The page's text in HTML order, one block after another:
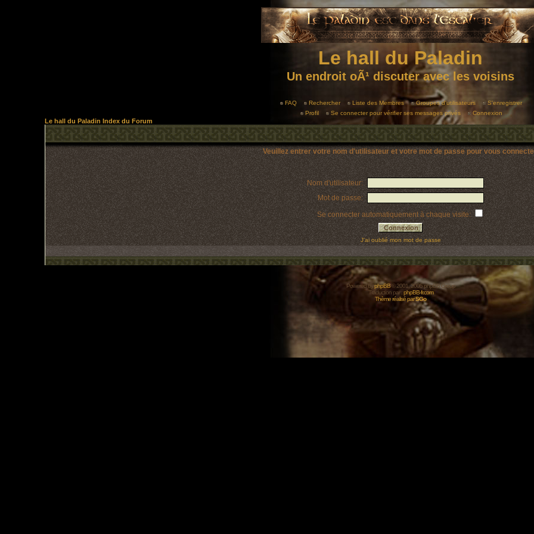
Le hall du Paladin
Un endroit oÃ¹ discuter avec les voisins
FAQ Rechercher Liste des Membres Groupes d'utilisateurs
S'enregistrer
Profil
Se connecter pour vérifier ses messages privés Connexion
Le hall du Paladin Index du Forum
Veuillez entrer votre nom d'utilisateur et votre mot de passe pour vous
Nom d'utilisateur:
Mot de passe:
Se connecter automatiquement à chaque visite:
J'ai oublié mon mot de passe
Powered byphpBB© 2001, 2005 phpBB Group
Traduction par :phpBB-fr.com
Thème réalisé parSGo